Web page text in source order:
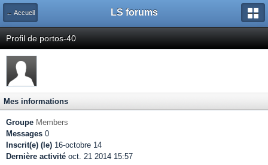
← Accueil LS forums
Profil de portos-40
Mes informations
Groupe Members
Messages 0
Inscrit(e) (le) 16-octobre 14
Dernière activité oct. 21 2014 15:57